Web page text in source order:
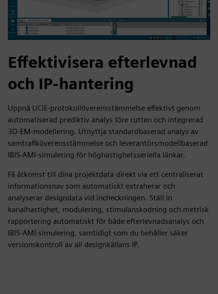
Effektivisera efterlevnad
och IP-hantering
Uppnå UCiE-protokollöverensstämmelse effektivt genom
automatiserad prediktiv analys före rutten och integrerad
3D-EM-modellering. Utnyttja standardbaserad analys av
samtrafiköverensstämmelse och leverantörsmodellbaserad
IBIS-AMI-simulering för höghastighetsseriella länkar.
Få åtkomst till dina projektdata direkt via ett centraliserat
informationsnav som automatiskt extraherar och
analyserar designdata vid incheckningen. Ställ in
kanalhastighet, modulering, stimulanskodning och metrisk
rapportering automatiskt för både efterlevnadsanalys och
IBIS-AMI-simulering, samtidigt som du behåller säker
versionskontroll av all designkällans IP.